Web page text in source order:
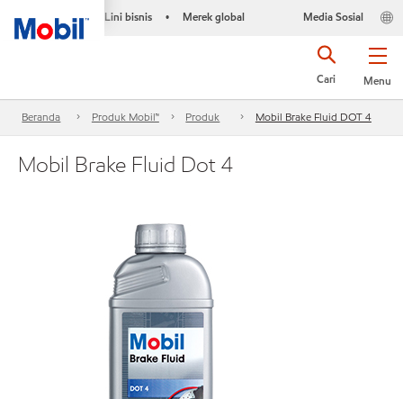
Lini bisnis • Merek global Media Sosial
Menu
Cari
Beranda Produk Mobil™ Produk Mobil Brake Fluid DOT 4
Mobil Brake Fluid Dot 4